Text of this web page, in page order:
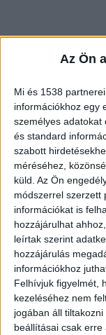
Az Ön
Mi és 1538
információkhoz egy
személyes adatokat
és standard
szabott
méréséhez,
küld. Az Ön
módszerrel szerzett
információkat is
hozzájárulhat
leírtak szerint
hozzájárulás
információkhoz
Felhívjuk figyelmét,
kezeléséhez nem
jogában áll
beállításai csak
Ingyenes
A
egészségügyi
településeket
szűrésre bárki
regisztráció